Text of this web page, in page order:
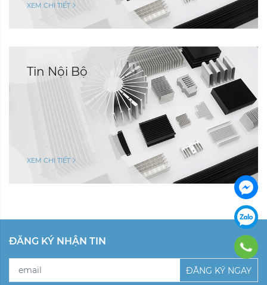
XEM CHI TIẾT
Tin Nội Bộ
XEM CHI TIẾT
ĐĂNG KÝ NHẬN TIN
ĐĂNG KÝ NGAY